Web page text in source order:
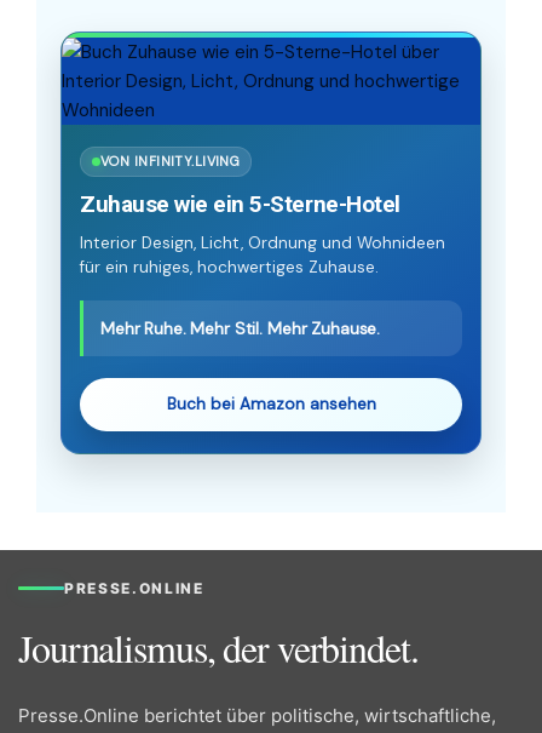
VON INFINITY.LIVING
Zuhause wie ein 5-Sterne-Hotel
Interior Design, Licht, Ordnung und Wohnideen
für ein ruhiges, hochwertiges Zuhause.
Mehr Ruhe. Mehr Stil. Mehr Zuhause.
Buch bei Amazon ansehen
PRESSE.ONLINE
Journalismus, der verbindet.
Presse.Online berichtet über politische, wirtschaftliche,